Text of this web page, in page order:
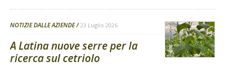
NOTIZIE DALLE AZIENDE 23 Luglio 2026
A Latina nuove serre per la
ricerca sul cetriolo